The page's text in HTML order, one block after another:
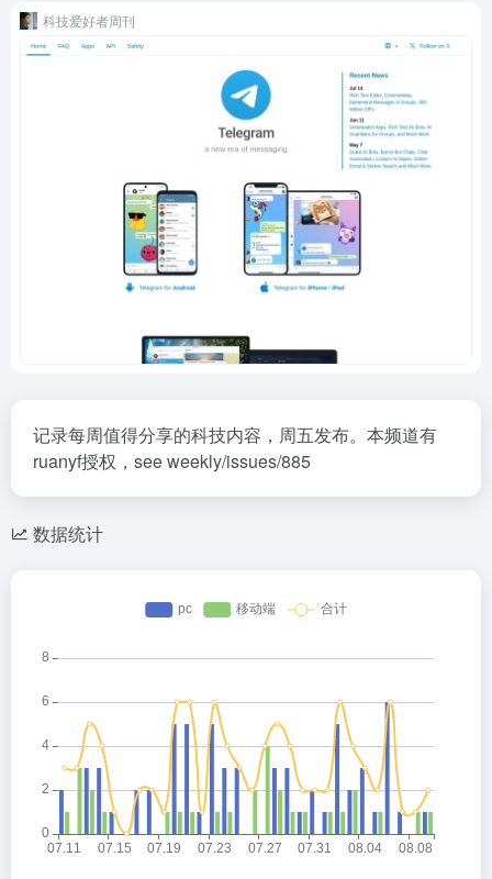
科技爱好者周刊
记录每周值得分享的科技内容，周五发布。本频道有
ruanyf授权，see weekly/issues/885
数据统计